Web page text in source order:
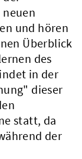
und hören
Überblick
des
in der
dieser
statt, da
der